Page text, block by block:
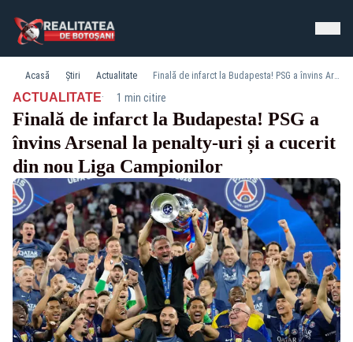
Acasă Știri Actualitate Finală de infarct la Budapesta! PSG a învins Arsenal la penalty-uri și a cucerit din nou Liga Campionilor
ACTUALITATE· 1 min citire
Finală de infarct la Budapesta! PSG a
învins Arsenal la penalty-uri și a cucerit
din nou Liga Campionilor